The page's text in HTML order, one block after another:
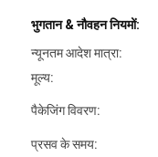
भुगतान & नौवहन नियमों:
न्यूनतम आदेश मात्रा:
मूल्य:
पैकेजिंग विवरण:
प्रसव के समय: